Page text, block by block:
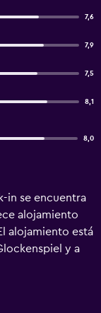
7,6
7,9
7,5
8,1
8,0
in se encuentra
alojamiento
alojamiento está
y a
está a 5,6
de este